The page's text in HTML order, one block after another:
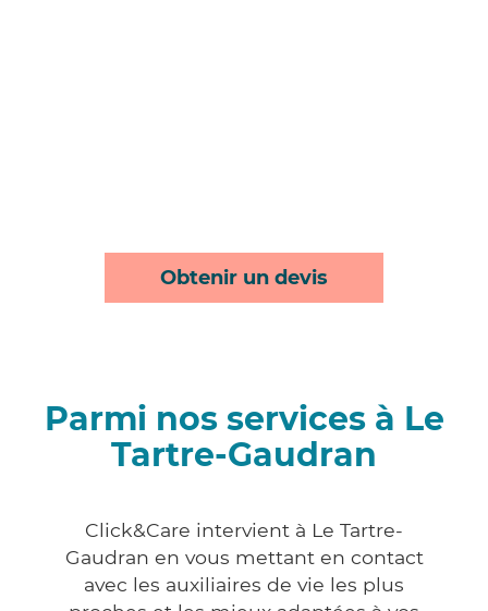
Obtenir un devis
Parmi nos services à Le
Tartre-Gaudran
Click&Care intervient à Le Tartre-
Gaudran en vous mettant en contact
avec les auxiliaires de vie les plus